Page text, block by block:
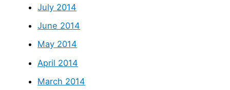
July 2014
June 2014
May 2014
April 2014
March 2014